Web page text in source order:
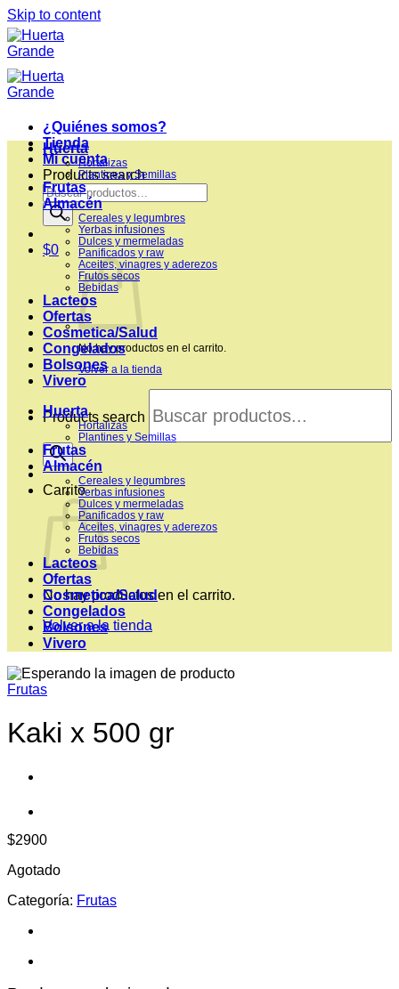
Skip to content
¿Quiénes somos?
Tienda
Mi cuenta
Products search
$0
No hay productos en el carrito.
Volver a la tienda
Products search
Carrito
No hay productos en el carrito.
Volver a la tienda
Huerta
Hortalizas
Plantines y Semillas
Frutas
Almacén
Cereales y legumbres
Yerbas infusiones
Dulces y mermeladas
Panificados y raw
Aceites, vinagres y aderezos
Frutos secos
Bebidas
Lacteos
Ofertas
Cosmetica/Salud
Congelados
Bolsones
Vivero
Huerta
Hortalizas
Plantines y Semillas
Frutas
Almacén
Cereales y legumbres
Yerbas infusiones
Dulces y mermeladas
Panificados y raw
Aceites, vinagres y aderezos
Frutos secos
Bebidas
Lacteos
Ofertas
Cosmetica/Salud
Congelados
Bolsones
Vivero
Frutas
Kaki x 500 gr
$2900
Agotado
Categoría: Frutas